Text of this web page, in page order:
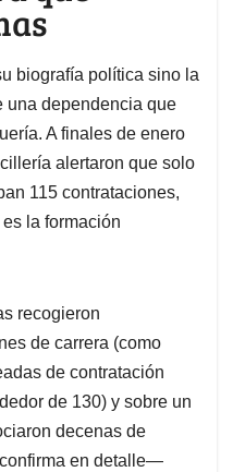
biografía política sino la
una dependencia que
A finales de enero
alertaron que solo
115 contrataciones,
la formación
recogieron
de carrera (como
de contratación
de 130) y sobre un
decenas de
en detalle—